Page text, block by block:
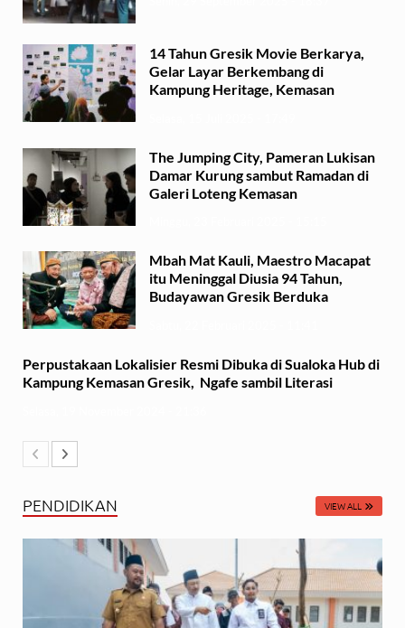
14 Tahun Gresik Movie Berkarya,
Gelar Layar Berkembang di
Kampung Heritage, Kemasan
The Jumping City, Pameran Lukisan
Damar Kurung sambut Ramadan di
Galeri Loteng Kemasan
Mbah Mat Kauli, Maestro Macapat
itu Meninggal Diusia 94 Tahun,
Budayawan Gresik Berduka
Perpustakaan Lokalisier Resmi Dibuka di Sualoka Hub di
Kampung Kemasan Gresik, Ngafe sambil Literasi
PENDIDIKAN VIEW ALL